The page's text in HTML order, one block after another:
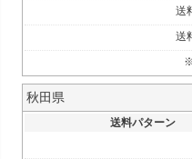
送
送
秋田県
送料パターン